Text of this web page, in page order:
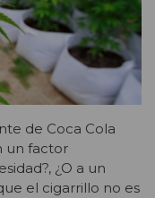
de Coca Cola
un factor
¿O a un
el cigarrillo no es